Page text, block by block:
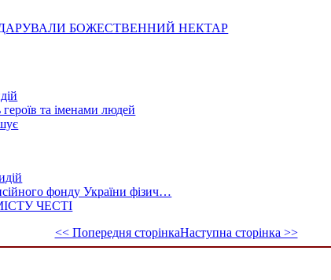
БОЖЕСТВЕННИЙ НЕКТАР
та іменами людей
фонду України фізич…
ЧЕСТІ
<< Попередня сторінкаНаступна сторінка >>